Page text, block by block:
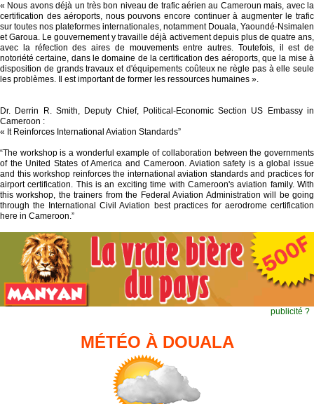
« Nous avons déjà un très bon niveau de trafic aérien au Cameroun mais, avec la
certification des aéroports, nous pouvons encore continuer à augmenter le trafic
sur toutes nos plateformes internationales, notamment Douala, Yaoundé-Nsimalen
et Garoua. Le gouvernement y travaille déjà activement depuis plus de quatre ans,
avec la réfection des aires de mouvements entre autres. Toutefois, il est de
notoriété certaine, dans le domaine de la certification des aéroports, que la mise à
disposition de grands travaux et d'équipements coûteux ne règle pas à elle seule
les problèmes. Il est important de former les ressources humaines ».
Dr. Derrin R. Smith, Deputy Chief, Political-Economic Section US Embassy in
Cameroon :
« It Reinforces International Aviation Standards”
“The workshop is a wonderful example of collaboration between the governments
of the United States of America and Cameroon. Aviation safety is a global issue
and this workshop reinforces the international aviation standards and practices for
airport certification. This is an exciting time with Cameroon's aviation family. With
this workshop, the trainers from the Federal Aviation Administration will be going
through the International Civil Aviation best practices for aerodrome certification
here in Cameroon.”
publicité ?
MÉTÉO À DOUALA